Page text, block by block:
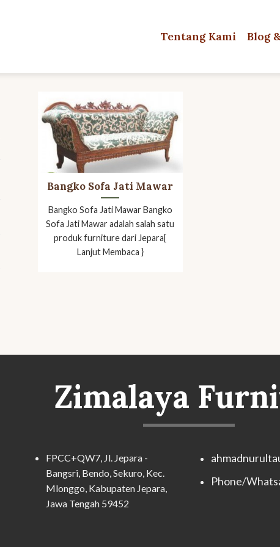
Tentang Kami Blog
Bangko Sofa Jati Mawar
Bangko Sofa Jati Mawar Bangko
Sofa Jati Mawar adalah salah satu
produk furniture dari Jepara[
Lanjut Membaca }
Zimalaya
FPCC+QW7, Jl. Jepara -
Bangsri, Bendo, Sekuro, Kec.
Mlonggo, Kabupaten Jepara,
Jawa Tengah 59452
Phone/